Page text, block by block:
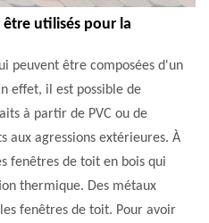
utilisés pour la
peuvent être composées d'un
effet, il est possible de
à partir de PVC ou de
aux agressions extérieures. À
fenêtres de toit en bois qui
thermique. Des métaux
fenêtres de toit. Pour avoir